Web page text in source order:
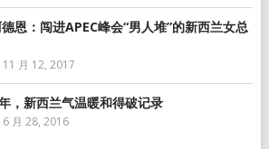
恩：闯进APEC峰会“男人堆”的新西兰女总
11 月 12, 2017
，新西兰气温暖和得破记录
6 月 28, 2016